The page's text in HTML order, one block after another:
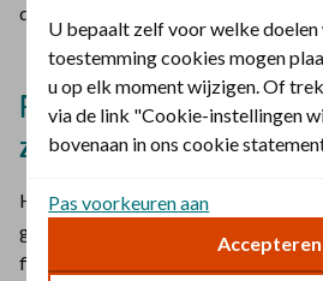
die verbinding er wel.
Plan tot slot een
zondag
Heb je de uitdagingen gevolgd? Plan
gezinsmoment op een zondag.
fijne dag met elkaar. Een mooi
U bepaalt zelf voor welke
toestemming cookies mogen
u op elk moment wijzigen. Of
via de link "Cookie-instellingen
bovenaan in ons cookie
Pas voorkeuren aan
Accepteren